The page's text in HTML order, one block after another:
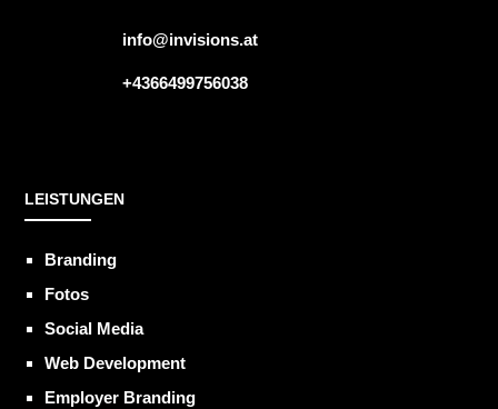
info@invisions.at
+4366499756038
LEISTUNGEN
Branding
Fotos
Social Media
Web Development
Employer Branding